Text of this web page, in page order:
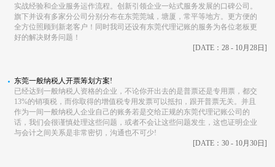
实战经验和企业服务运作流程。创新引领企业一站式服务发展的口碑公司。
旗下并设有多家分公司分别分布在东莞莞城，塘厦，常平等地方。更方便的
全方位照顾到新老客户！同时我司还设有东莞代理记账的服务为各位老板更
好的解决财务问题！
[DATE：28 - 10月28日]
东莞一般纳税人开票筹划方案!
已经达到一般纳税人资格的企业，不论你开出去的是普票还是专用票，都交
13%的销项税，而你取得的增值税专用发票可以抵扣，跟开普票无关。并且
作为一间一般纳税人企业自己的账务若是交给正规的东莞代理记账公司的
话，我们会很谨慎处理这些问题，或者不会让这些问题发生，这也证明企业
与会计之间关系是非常密切，沟通也不可少!
[DATE：30 - 10月30日]